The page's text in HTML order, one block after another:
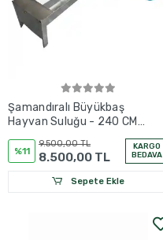
Şamandıralı Büyükbaş
Hayvan Suluğu - 240 CM
%11
9.500,00 TL
8.500,00 TL
KARGO
BEDAVA
Sepete Ekle